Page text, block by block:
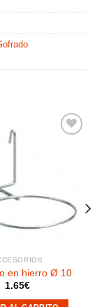
deseos
en hierro Ø 10
1.65€